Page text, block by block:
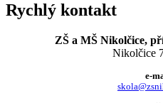
Rychlý kontakt
ZŠ a MŠ Nikolčice,
Nikolčice
e-